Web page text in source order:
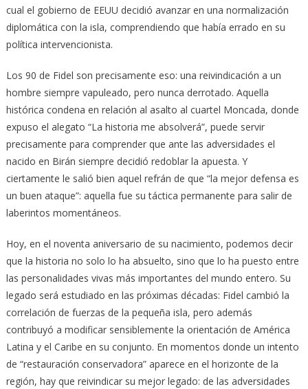
cual el gobierno de EEUU decidió avanzar en una normalización
diplomática con la isla, comprendiendo que había errado en su
política intervencionista.
Los 90 de Fidel son precisamente eso: una reivindicación a un
hombre siempre vapuleado, pero nunca derrotado. Aquella
histórica condena en relación al asalto al cuartel Moncada, donde
expuso el alegato “La historia me absolverá”, puede servir
precisamente para comprender que ante las adversidades el
nacido en Birán siempre decidió redoblar la apuesta. Y
ciertamente le salió bien aquel refrán de que “la mejor defensa es
un buen ataque”: aquella fue su táctica permanente para salir de
laberintos momentáneos.
Hoy, en el noventa aniversario de su nacimiento, podemos decir
que la historia no solo lo ha absuelto, sino que lo ha puesto entre
las personalidades vivas más importantes del mundo entero. Su
legado será estudiado en las próximas décadas: Fidel cambió la
correlación de fuerzas de la pequeña isla, pero además
contribuyó a modificar sensiblemente la orientación de América
Latina y el Caribe en su conjunto. En momentos donde un intento
de “restauración conservadora” aparece en el horizonte de la
región, hay que reivindicar su mejor legado: de las adversidades